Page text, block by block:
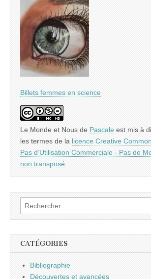
Billets femmes en science
Le Monde et Nous de Pascale est mis à
les termes de la licence Creative
Pas d’Utilisation Commerciale - Pas de
non transposé
Rechercher :
CATÉGORIES
Bibliographie
Découvertes et avancées